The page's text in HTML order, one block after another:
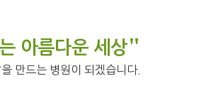
아름다운 세상"
만드는 병원이 되겠습니다.